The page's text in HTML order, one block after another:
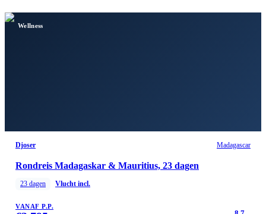
Wellness
Djoser Madagascar
Rondreis Madagaskar & Mauritius, 23 dagen
23 dagen Vlucht incl.
VANAF P.P.